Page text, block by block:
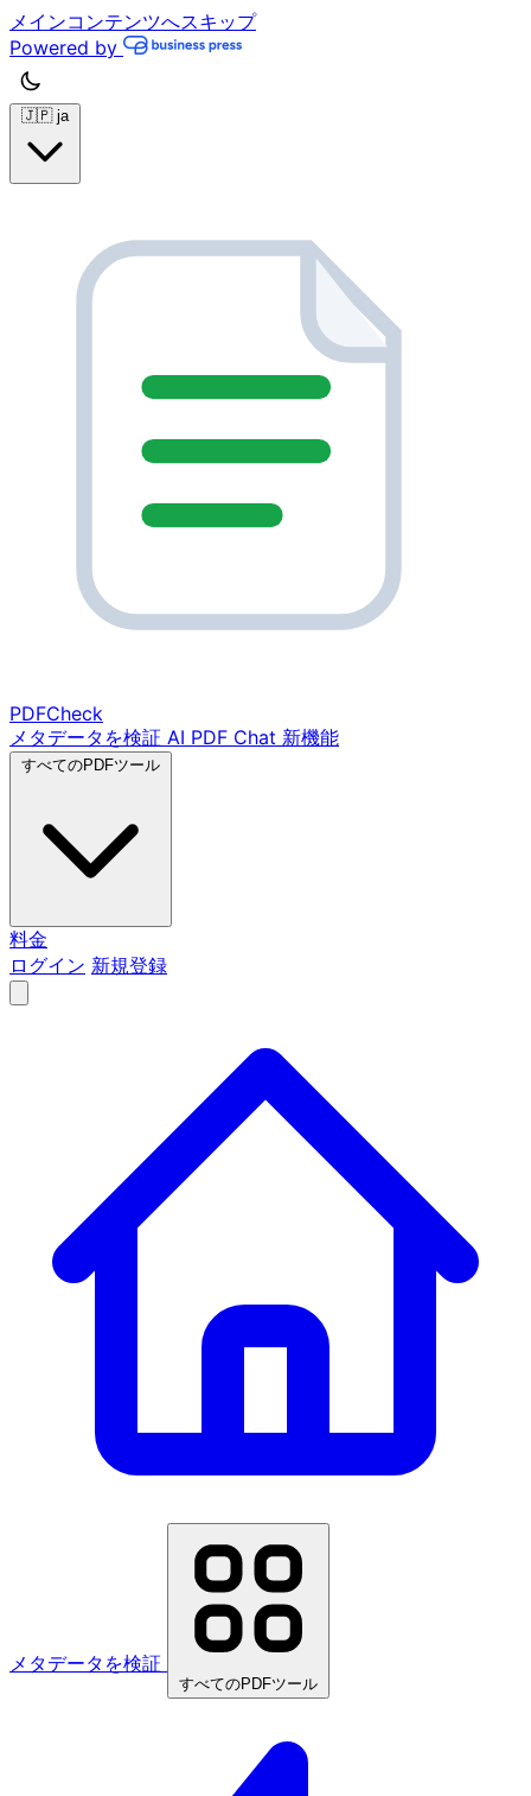
メインコンテンツへスキップ
Powered by
🇯🇵 ja
PDFCheck
メタデータを検証 AI PDF Chat 新機能
すべてのPDFツール
料金
ログイン 新規登録
メタデータを検証
すべてのPDFツール